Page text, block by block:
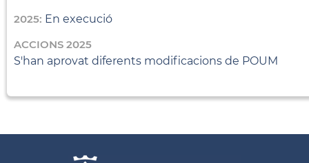
2025: En execució
ACCIONS 2025
S'han aprovat diferents modificacions de POUM